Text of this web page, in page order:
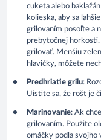
cuketa alebo
kolieska, aby sa
grilovaním posoľte a
prebytočnej
grilovať. Menšiu
hlavičky, môžete
Predhriatie grilu:
Uistite sa, že rošt je
Marinovanie: Ak
grilovaním. Použite
omáčky podľa svojho